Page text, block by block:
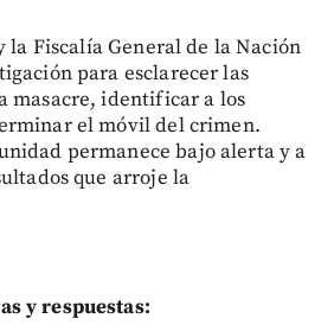
la Fiscalía General de la Nación
para esclarecer las
masacre, identificar a los
el móvil del crimen.
permanece bajo alerta y a
que arroje la
y respuestas: